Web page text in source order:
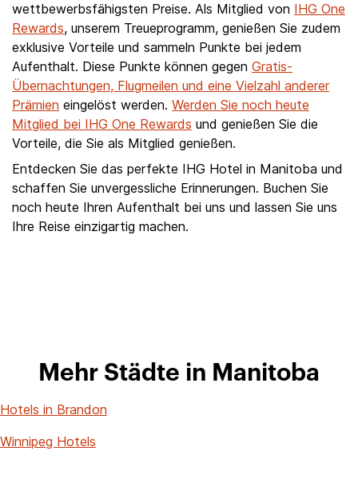
wettbewerbsfähigsten Preise. Als Mitglied von IHG One
Rewards, unserem Treueprogramm, genießen Sie zudem
exklusive Vorteile und sammeln Punkte bei jedem
Aufenthalt. Diese Punkte können gegen Gratis-
Übernachtungen, Flugmeilen und eine Vielzahl anderer
Prämien eingelöst werden. Werden Sie noch heute
Mitglied bei IHG One Rewards und genießen Sie die
Vorteile, die Sie als Mitglied genießen.
Entdecken Sie das perfekte IHG Hotel in Manitoba und
schaffen Sie unvergessliche Erinnerungen. Buchen Sie
noch heute Ihren Aufenthalt bei uns und lassen Sie uns
Ihre Reise einzigartig machen.
Mehr Städte in Manitoba
Hotels in Brandon
Winnipeg Hotels